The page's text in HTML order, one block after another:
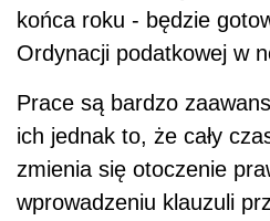
końca roku - będzie
Ordynacji podatkowej w
Prace są bardzo
ich jednak to, że cały
zmienia się otoczenie
wprowadzeniu klauzuli